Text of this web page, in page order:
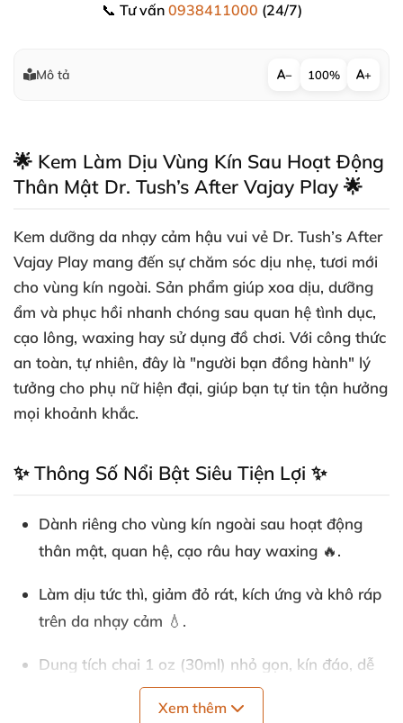
📞 Tư vấn 0938411000 (24/7)
Mô tả − 100% +
🌟 Kem Làm Dịu Vùng Kín Sau Hoạt Động
Thân Mật Dr. Tush’s After Vajay Play 🌟
Kem dưỡng da nhạy cảm hậu vui vẻ Dr. Tush’s After
Vajay Play mang đến sự chăm sóc dịu nhẹ, tươi mới
cho vùng kín ngoài. Sản phẩm giúp xoa dịu, dưỡng
ẩm và phục hồi nhanh chóng sau quan hệ tình dục,
cạo lông, waxing hay sử dụng đồ chơi. Với công thức
an toàn, tự nhiên, đây là "người bạn đồng hành" lý
tưởng cho phụ nữ hiện đại, giúp bạn tự tin tận hưởng
mọi khoảnh khắc.
✨ Thông Số Nổi Bật Siêu Tiện Lợi ✨
Dành riêng cho vùng kín ngoài sau hoạt động
thân mật, quan hệ, cạo râu hay waxing 🔥.
Làm dịu tức thì, giảm đỏ rát, kích ứng và khô ráp
trên da nhạy cảm 💧.
Dung tích chai 1 oz (30ml) nhỏ gọn, kín đáo, dễ
mang theo du lịch ✈️ hoặc để bên giường ngủ.
Xem thêm